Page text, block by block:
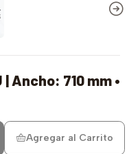
Ancho: 710 mm •
Agregar al Carrito